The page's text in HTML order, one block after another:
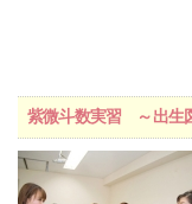
紫微斗数実習 ～出生